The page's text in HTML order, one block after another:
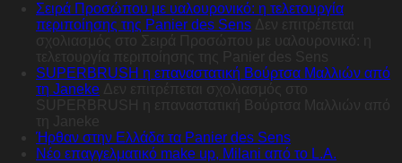
Σειρά Προσώπου με υαλουρονικό: η τελετουργία
περιποίησης της Panier des Sens Δεν επιτρέπεται
σχολιασμός
στο Σειρά Προσώπου με υαλουρονικό: η
τελετουργία περιποίησης της Panier des Sens
SUPERBRUSH η επαναστατική Βούρτσα Μαλλιών από
τη Janeke Δεν επιτρέπεται σχολιασμός
SUPERBRUSH η επαναστατική Βούρτσα Μαλλιών από
τη Janeke
Ήρθαν στην Ελλάδα τα Panier des Sens
Nέο επαγγελματικό make up, Milani από το L.A.